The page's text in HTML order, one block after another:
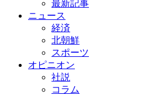
最新記事
ニュース
経済
北朝鮮
スポーツ
オピニオン
社説
コラム